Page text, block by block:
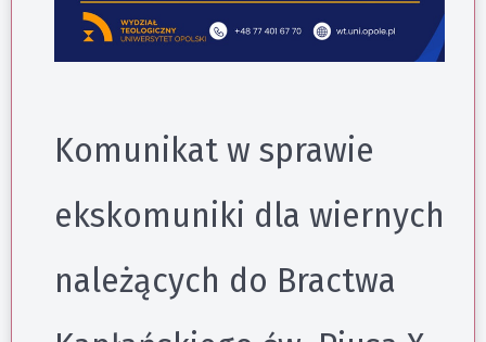
Komunikat w sprawie
ekskomuniki dla wiernych
należących do Bractwa